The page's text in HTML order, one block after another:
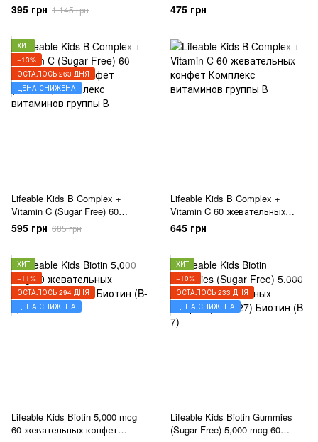
395 грн 1 145 грн 475 грн
ХИТ
−13%
ОСТАЛОСЬ 263 ДНЯ
ЦЕНА СНИЖЕНА
Lifeable Kids B Complex +
Vitamin C (Sugar Free) 60
жевательных конфет (04.2027)
595 грн 685 грн
Lifeable Kids B Complex +
Vitamin C 60 жевательных
конфет
645 грн
ХИТ
−11%
ОСТАЛОСЬ 294 ДНЯ
ЦЕНА СНИЖЕНА
Lifeable Kids Biotin 5,000 mcg
60 жевательных конфет
ХИТ
−10%
ОСТАЛОСЬ 233 ДНЯ
ЦЕНА СНИЖЕНА
Lifeable Kids Biotin Gummies
(Sugar Free) 5,000 mcg 60